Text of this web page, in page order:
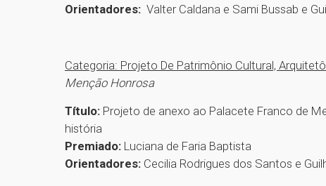
Orientadores: Valter Caldana e Sami Bussab e
Categoria: Projeto De Patrimônio Cultural,
Menção Honrosa
Título: Projeto de anexo ao Palacete Franco de
história
Premiado: Luciana de Faria Baptista
Orientadores: Cecilia Rodrigues dos Santos e